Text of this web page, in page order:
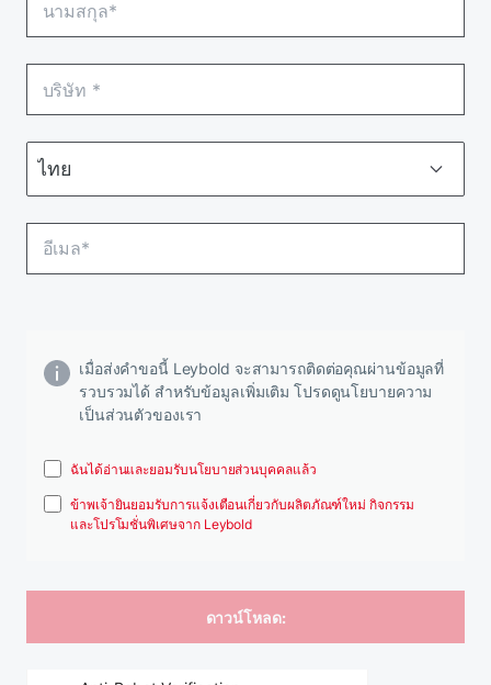
เมื่อส่งคําขอนี้ Leybold จะสามารถติดต่อคุณผ่านข้อมูลที่
รวบรวมได้ สําหรับข้อมูลเพิ่มเติม โปรดดูนโยบายความ
เป็นส่วนตัวของเรา
ฉันได้อ่านและยอมรับนโยบายส่วนบุคคลแล้ว
ข้าพเจ้ายินยอมรับการแจ้งเตือนเกี่ยวกับผลิตภัณฑ์ใหม่ กิจกรรม
และโปรโมชั่นพิเศษจาก Leybold